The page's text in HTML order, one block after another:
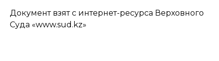
Документ взят с интернет-ресурса Верховного
Суда «www.sud.kz»